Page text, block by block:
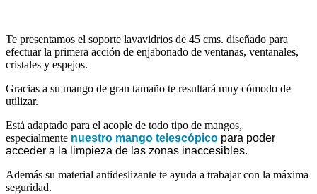
Te presentamos el soporte lavavidrios de 45 cms. diseñado para
efectuar la primera acción de enjabonado de ventanas, ventanales,
cristales y espejos.
Gracias a su mango de gran tamaño te resultará muy cómodo de
utilizar.
Está adaptado para el acople de todo tipo de mangos,
especialmente nuestro mango telescópico para poder
acceder a la limpieza de las zonas inaccesibles.
Además su material antideslizante te ayuda a trabajar con la máxima
seguridad.